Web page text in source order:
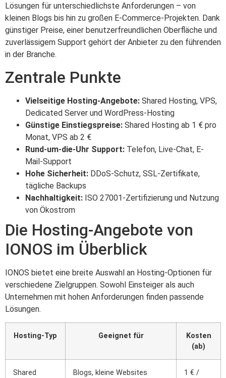
Lösungen für unterschiedlichste Anforderungen – von
kleinen Blogs bis hin zu großen E-Commerce-Projekten. Dank
günstiger Preise, einer benutzerfreundlichen Oberfläche und
zuverlässigem Support gehört der Anbieter zu den führenden
in der Branche.
Zentrale Punkte
Vielseitige Hosting-Angebote: Shared Hosting, VPS,
Dedicated Server und WordPress-Hosting
Günstige Einstiegspreise: Shared Hosting ab 1 € pro
Monat, VPS ab 2 €
Rund-um-die-Uhr Support: Telefon, Live-Chat, E-
Mail-Support
Hohe Sicherheit: DDoS-Schutz, SSL-Zertifikate,
tägliche Backups
Nachhaltigkeit: ISO 27001-Zertifizierung und Nutzung
von Ökostrom
Die Hosting-Angebote von
IONOS im Überblick
IONOS bietet eine breite Auswahl an Hosting-Optionen für
verschiedene Zielgruppen. Sowohl Einsteiger als auch
Unternehmen mit hohen Anforderungen finden passende
Lösungen.
Hosting-Typ Geeignet für
Kosten
(ab)
Shared
Blogs, kleine Websites
1 € /